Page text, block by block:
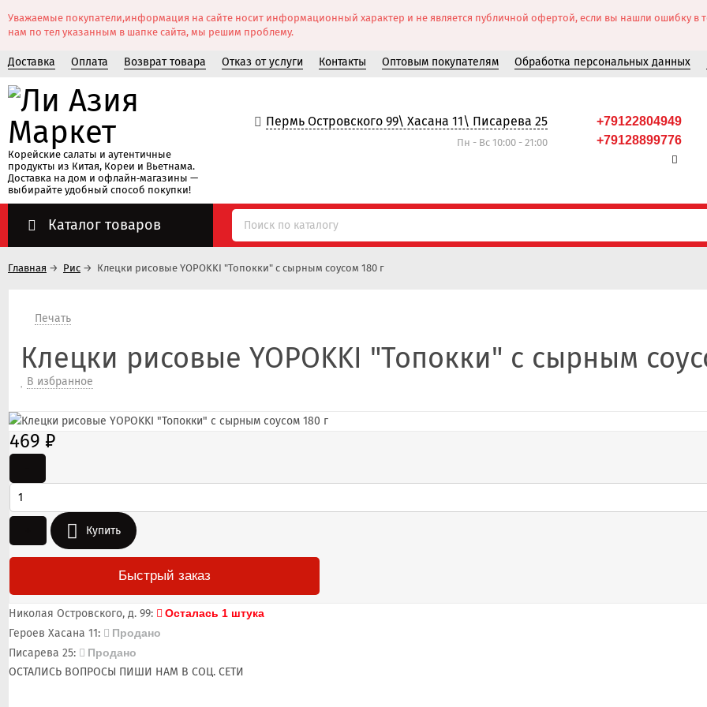
Уважаемые покупатели,информация на сайте носит информационный характер и не является публичной офертой, если вы нашли ошибку в
нам по тел указанным в шапке сайта, мы решим проблему.
Доставка Оплата Возврат товара Отказ от услуги Контакты Оптовым покупателям Обработка персональных данных
Корейские салаты и аутентичные
продукты из Китая, Кореи и Вьетнама.
Доставка на дом и офлайн‑магазины —
выбирайте удобный способ покупки!
Пермь Островского 99\ Хасана 11\ Писарева 25
Пн - Вс 10:00 - 21:00
+79122804949
+79128899776
Каталог товаров
Главная → Рис → Клецки рисовые YOPOKKI "Топокки" с сырным соусом 180 г
Печать
Клецки рисовые YOPOKKI "Топокки" с сырным
В избранное
469 ₽
Купить
Быстрый заказ
Николая Островского, д. 99: Осталась 1 штука
Героев Хасана 11: Продано
Писарева 25: Продано
ОСТАЛИСЬ ВОПРОСЫ ПИШИ НАМ В СОЦ. СЕТИ